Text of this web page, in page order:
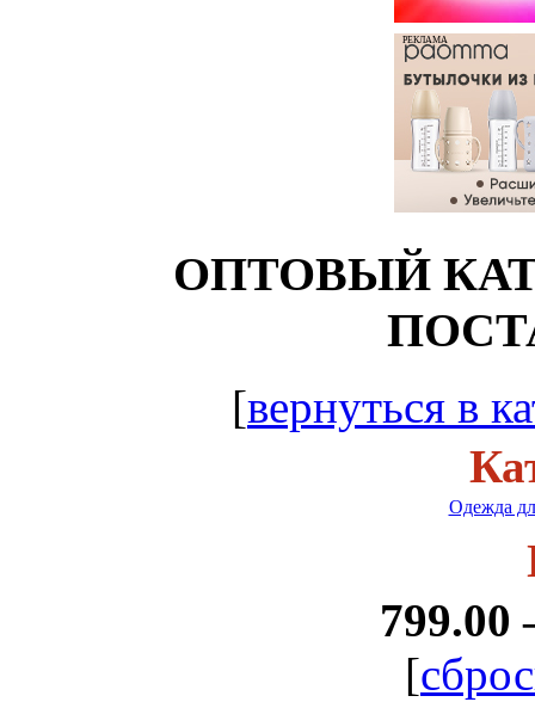
РЕКЛАМА
ОПТОВЫЙ
[вернуться в
Одежда
799.00
[